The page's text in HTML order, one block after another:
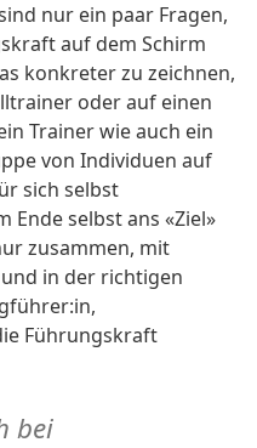
nur ein paar Fragen,
auf dem Schirm
konkreter zu zeichnen,
oder auf einen
Trainer wie auch ein
von Individuen auf
sich selbst
Ende selbst ans «Ziel»
zusammen, mit
in der richtigen
Führungskraft
bei